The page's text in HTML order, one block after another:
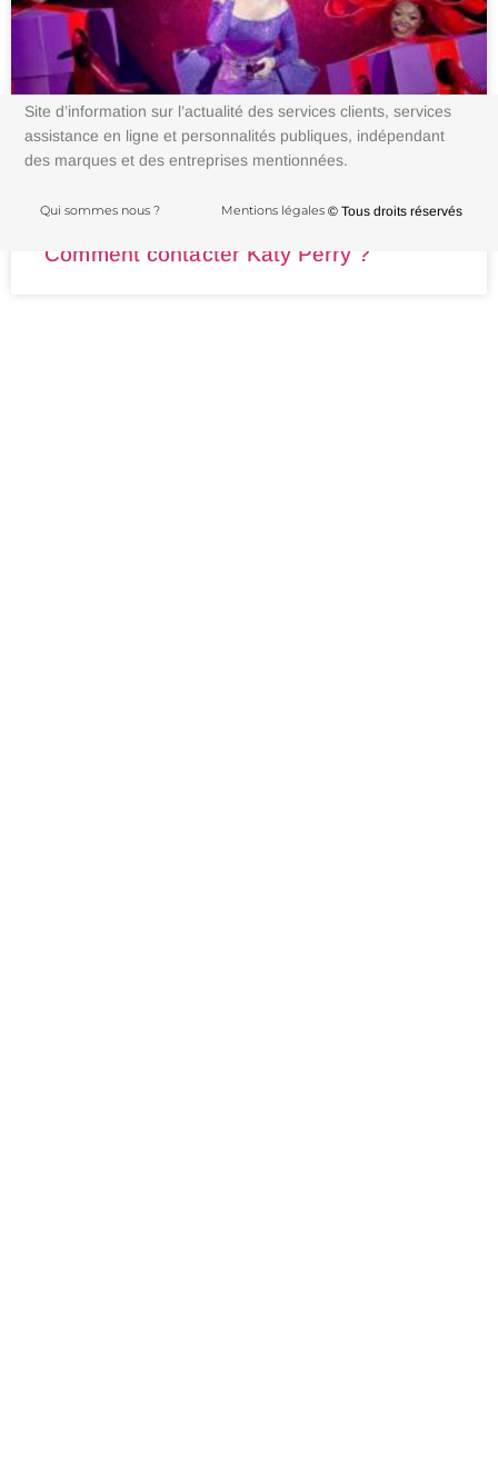
Comment contacter Katy Perry ?
Site d’information sur l’actualité des services clients, services
assistance en ligne et personnalités publiques, indépendant
des marques et des entreprises mentionnées.
Qui sommes nous ? Mentions légales © Tous droits réservés